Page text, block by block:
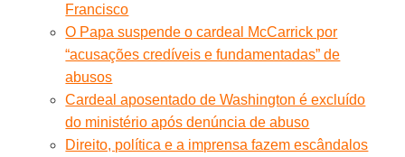
Francisco
O Papa suspende o cardeal McCarrick por
“acusações credíveis e fundamentadas” de
abusos
Cardeal aposentado de Washington é excluído
do ministério após denúncia de abuso
Direito, política e a imprensa fazem escândalos